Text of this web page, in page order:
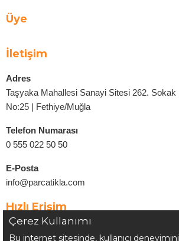
Üye
İletişim
Adres
Taşyaka Mahallesi Sanayi Sitesi 262. Sokak
No:25 | Fethiye/Muğla
Telefon Numarası
0 555 022 50 50
E-Posta
info@parcatikla.com
Hızlı Erişim
Çerez Kullanımı
Bu internet sitesinde, kullanıcı deneyimini